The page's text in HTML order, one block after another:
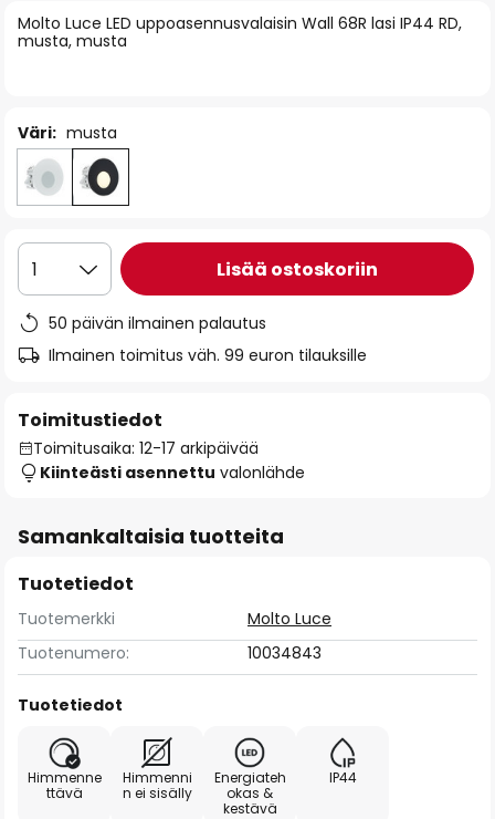
of
the
Molto Luce LED uppoasennusvalaisin Wall 68R lasi IP44 RD,
musta, musta
Väri: musta
1 Lisää ostoskoriin
50 päivän ilmainen palautus
Ilmainen toimitus väh. 99 euron tilauksille
Toimitustiedot
Toimitusaika: 12-17 arkipäivää
Kiinteästi asennettu valonlähde
Samankaltaisia tuotteita
Tuotetiedot
Tuotemerkki
Molto Luce
Tuotenumero:
10034843
Tuotetiedot
Himmenne
ttävä
Himmenni
n ei sisälly
Energiateh
okas &
kestävä
IP44